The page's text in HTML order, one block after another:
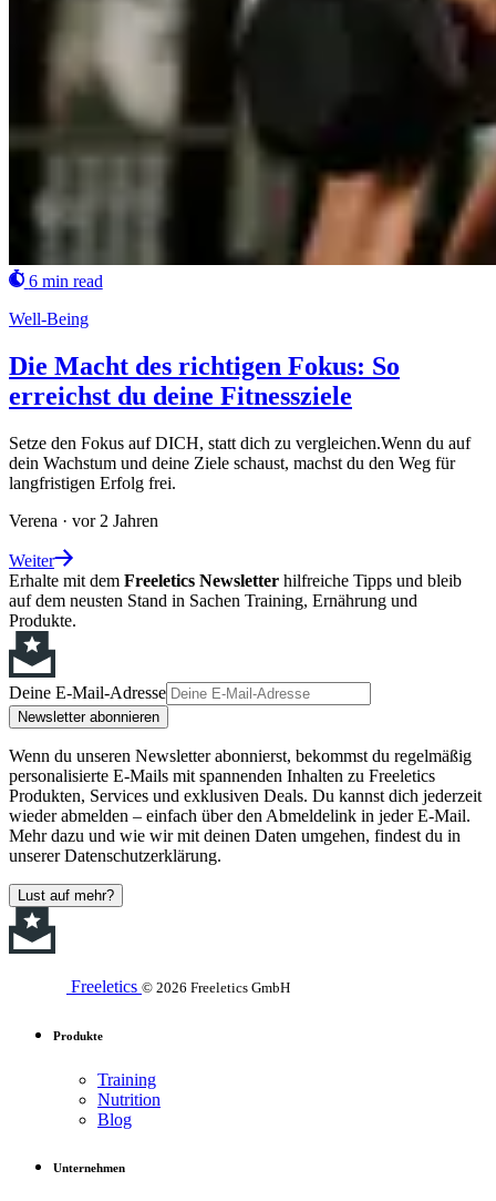
6 min read
Well-Being
Die Macht des richtigen Fokus: So
erreichst du deine Fitnessziele
Setze den Fokus auf DICH, statt dich zu vergleichen.Wenn du auf
dein Wachstum und deine Ziele schaust, machst du den Weg für
langfristigen Erfolg frei.
Verena · vor 2 Jahren
Weiter
Erhalte mit dem Freeletics Newsletter hilfreiche Tipps und bleib
auf dem neusten Stand in Sachen Training, Ernährung und
Produkte.
Deine E-Mail-Adresse
Newsletter abonnieren
Wenn du unseren Newsletter abonnierst, bekommst du regelmäßig
personalisierte E-Mails mit spannenden Inhalten zu Freeletics
Produkten, Services und exklusiven Deals. Du kannst dich jederzeit
wieder abmelden – einfach über den Abmeldelink in jeder E-Mail.
Mehr dazu und wie wir mit deinen Daten umgehen, findest du in
unserer Datenschutzerklärung.
Lust auf mehr?
Freeletics © 2026 Freeletics GmbH
Produkte
Training
Nutrition
Blog
Unternehmen